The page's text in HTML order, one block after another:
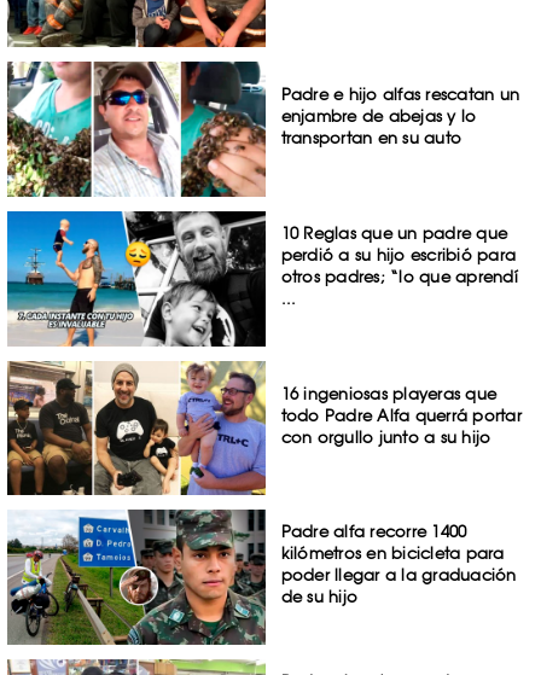
Padre e hijo alfas rescatan un
enjambre de abejas y lo
transportan en su auto
10 Reglas que un padre que
perdió a su hijo escribió para
otros padres; “lo que aprendí
...
16 ingeniosas playeras que
todo Padre Alfa querrá portar
con orgullo junto a su hijo
Padre alfa recorre 1400
kilómetros en bicicleta para
poder llegar a la graduación
de su hijo